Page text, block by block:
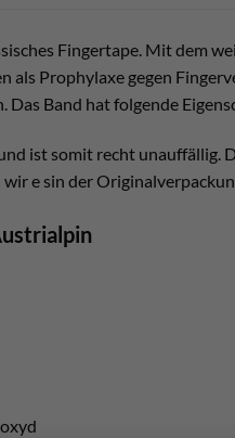
Fingertape. Mit dem
als Prophylaxe gegen
Band hat folgende
ist somit recht
e sin der